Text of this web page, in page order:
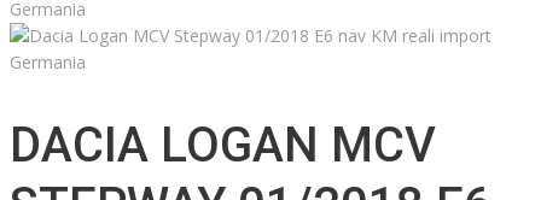
DACIA LOGAN MCV